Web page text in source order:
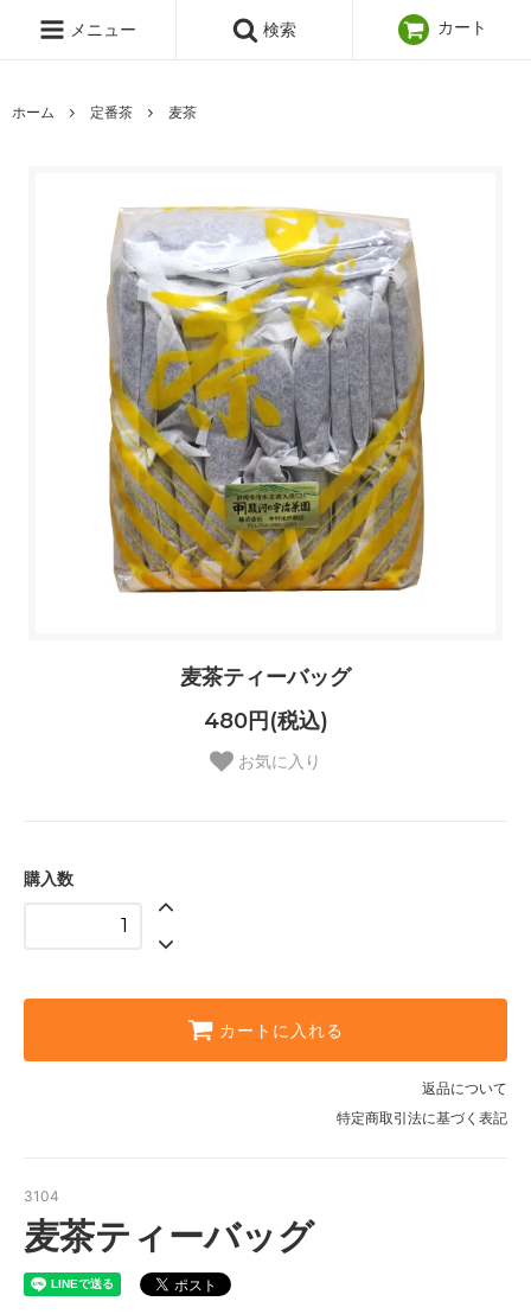
メニュー 検索 カート
ホーム 定番茶 麦茶
麦茶ティーバッグ
480円(税込)
お気に入り
購入数
カートに入れる
返品について
特定商取引法に基づく表記
3104
麦茶ティーバッグ